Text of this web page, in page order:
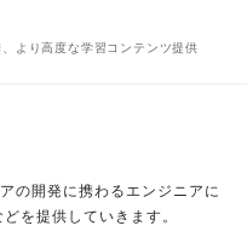
より高度な学習コンテンツ提供
の開発に携わるエンジニアに
を提供していきます。